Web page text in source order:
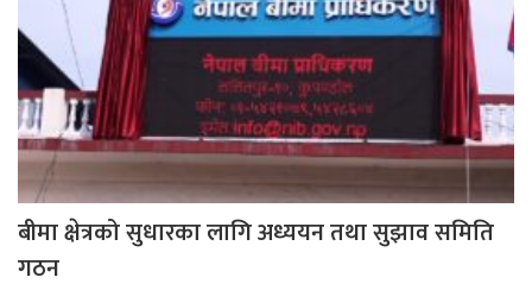
बीमा क्षेत्रको सुधारका लागि अध्ययन तथा सुझाव समिति
गठन